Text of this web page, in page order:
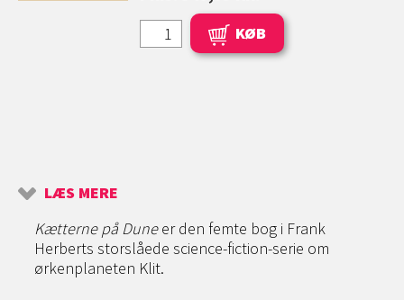
KØB
LÆS MERE
Kætterne på Duneer den femte bog i Frank
Herberts storslåede science-fiction-serie om
ørkenplaneten Klit.